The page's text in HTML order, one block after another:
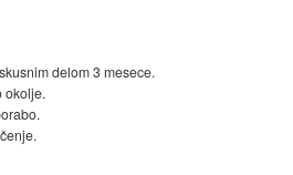
delom 3 mesece.
okolje.